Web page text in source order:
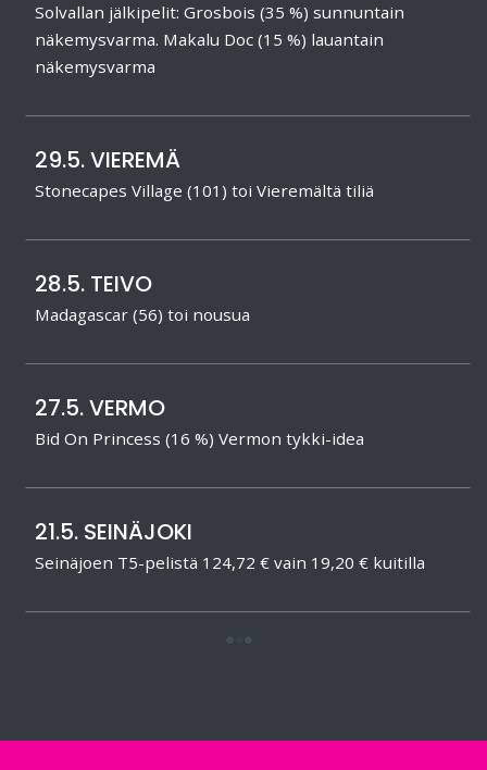
Solvallan jälkipelit: Grosbois (35 %) sunnuntain
näkemysvarma. Makalu Doc (15 %) lauantain
näkemysvarma
29.5. VIEREMÄ
Stonecapes Village (101) toi Vieremältä tiliä
28.5. TEIVO
Madagascar (56) toi nousua
27.5. VERMO
Bid On Princess (16 %) Vermon tykki-idea
21.5. SEINÄJOKI
Seinäjoen T5-pelistä 124,72 € vain 19,20 € kuitilla